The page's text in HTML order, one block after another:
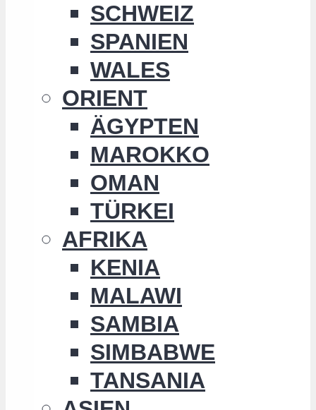
SCHWEIZ
SPANIEN
WALES
ORIENT
ÄGYPTEN
MAROKKO
OMAN
TÜRKEI
AFRIKA
KENIA
MALAWI
SAMBIA
SIMBABWE
TANSANIA